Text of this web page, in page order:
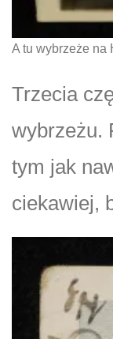
A tu wybrzeże na
Trzecia
wybrzeżu.
tym jak
ciekawiej,